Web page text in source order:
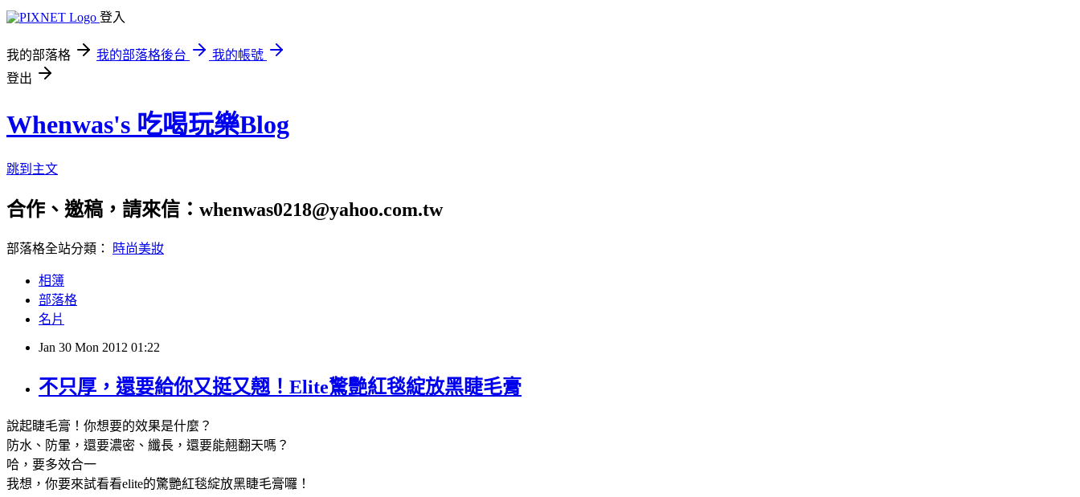
登入
我的部落格 我的部落格後台
我的帳號
登出
Whenwas's 吃喝玩樂Blog
跳到主文
合作、邀稿，請來信：whenwas0218@yahoo.com.tw
部落格全站分類： 時尚美妝
相簿
部落格
名片
Jan 30 Mon 2012 01:22
不只厚，還要給你又挺又翹！Elite驚艷紅毯綻放黑睫毛膏
說起睫毛膏！你想要的效果是什麼？
防水、防暈，還要濃密、纖長，還要能翹翻天嗎？
哈，要多效合一
我想，你要來試看看elite的驚艷紅毯綻放黑睫毛膏囉！